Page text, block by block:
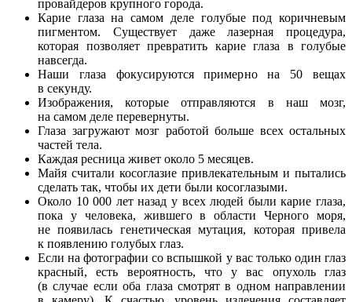
провайдеров крупного города.
Карие глаза на самом деле голубые под коричневым
пигментом. Существует даже лазерная процедура,
которая позволяет превратить карие глаза в голубые
навсегда.
Наши глаза фокусируются примерно на 50 вещах
в секунду.
Изображения, которые отправляются в наш мозг,
на самом деле перевернуты.
Глаза загружают мозг работой больше всех остальных
частей тела.
Каждая ресница живет около 5 месяцев.
Майя считали косоглазие привлекательным и пытались
сделать так, чтобы их дети были косоглазыми.
Около 10 000 лет назад у всех людей были карие глаза,
пока у человека, жившего в области Черного моря,
не появилась генетическая мутация, которая привела
к появлению голубых глаз.
Если на фотографии со вспышкой у вас только один глаз
красный, есть вероятность, что у вас опухоль глаз
(в случае если оба глаза смотрят в одном направлении